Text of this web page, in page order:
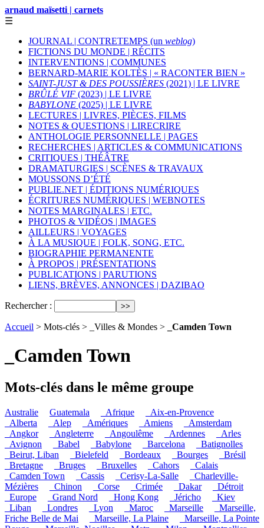
arnaud maïsetti | carnets
☰
JOURNAL | CONTRETEMPS (un weblog)
FICTIONS DU MONDE | RÉCITS
INTERVENTIONS | COMMUNES
BERNARD-MARIE KOLTÈS | « RACONTER BIEN »
SAINT-JUST & DES POUSSIÈRES (2021) | LE LIVRE
BRÛLÉ VIF (2023) | LE LIVRE
BABYLONE (2025) | LE LIVRE
LECTURES | LIVRES, PIÈCES, FILMS
NOTES & QUESTIONS | LIRECRIRE
ANTHOLOGIE PERSONNELLE | PAGES
RECHERCHES | ARTICLES & COMMUNICATIONS
CRITIQUES | THÉÂTRE
DRAMATURGIES | SCÈNES & TRAVAUX
MOUSSONS D’ÉTÉ
PUBLIE.NET | ÉDITIONS NUMÉRIQUES
ÉCRITURES NUMÉRIQUES | WEBNOTES
NOTES MARGINALES | ETC.
PHOTOS & VIDÉOS | IMAGES
AILLEURS | VOYAGES
À LA MUSIQUE | FOLK, SONG, ETC.
BIOGRAPHIE PERMANENTE
À PROPOS | PRÉSENTATIONS
PUBLICATIONS | PARUTIONS
LIENS, BRÈVES, ANNONCES | DAZIBAO
Rechercher :
Accueil > Mots-clés > _Villes & Mondes > _Camden Town
_Camden Town
Mots-clés dans le même groupe
Australie Guatemala _Afrique
_Aix-en-Provence
_Alberta
_Alep _Amériques _Amiens
_Amsterdam
_Angkor
_Angleterre _Angoulême _Ardennes
_Arles
_Avignon
_Babel _Babylone _Barcelona
_Batignolles
_Beirut, Liban
_Bielefeld _Bordeaux _Bourges
_Brésil
_Bretagne
_Bruges _Bruxelles _Cahors
_Calais
_Camden Town
_Cassis _Cerisy-La-Salle
_Charleville-
Mézières
_Chinon _Corse _Crimée _Dakar
_Détroit
_Europe
_Grand Nord _Hong Kong _Jéricho
_Kiev
_Liban
_Londres _Lyon _Maroc _Marseille
_Marseille,
Friche Belle de Mai
_Marseille, La Plaine
_Marseille, La Pointe